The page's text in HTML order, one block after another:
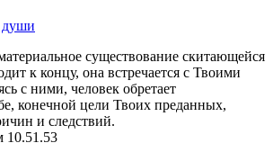
души
10.51.53